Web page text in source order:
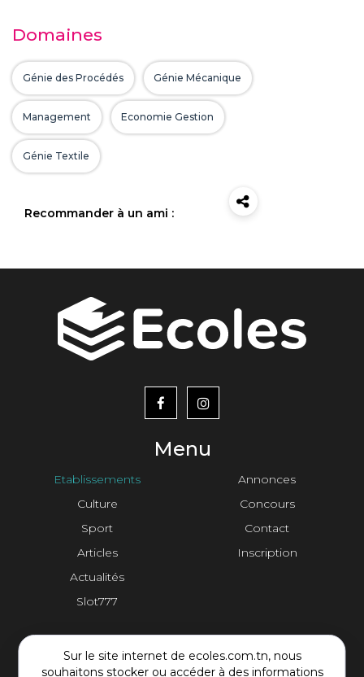
Domaines
Génie des Procédés Génie Mécanique
Management Economie Gestion
Génie Textile
Recommander à un ami :
Sur le site internet de ecoles.com.tn, nous
souhaitons stocker ou accéder à des informations
Menu
Etablissements
Culture
Sport
Articles
Actualités
Slot777
menu
footer2
Annonces
Concours
Contact
Inscription
Contact Plateforme